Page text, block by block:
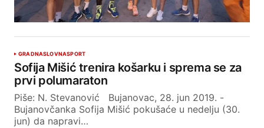
GRADNASLOVNASPORT
Sofija Mišić trenira košarku i sprema se za
prvi polumaraton
Piše: N. Stevanović Bujanovac, 28. jun 2019. -
Bujanovčanka Sofija Mišić pokušaće u nedelju (30.
jun) da napravi…